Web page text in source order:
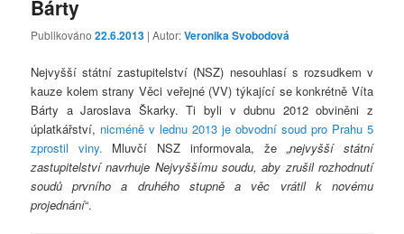
Bárty
Publikováno22.6.2013 | Autor:Veronika Svobodová
Nejvyšší státní zastupitelství (NSZ) nesouhlasí s rozsudkem v
kauze kolem strany Věci veřejné (VV) týkající se konkrétně Víta
Bárty a Jaroslava Škarky. Ti byli v dubnu 2012 obviněni z
úplatkářství, nicméně v lednu 2013 je obvodní soud pro Prahu 5
zprostil viny. Mluvčí NSZ informovala, že „nejvyšší státní
zastupitelství navrhuje Nejvyššímu soudu, aby zrušil rozhodnutí
soudů prvního a druhého stupně a věc vrátil k novému
projednání“.